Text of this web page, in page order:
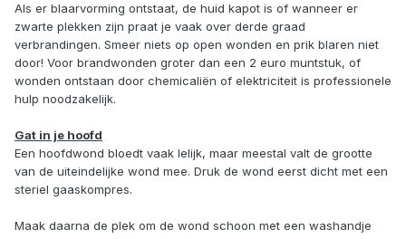
Als er blaarvorming ontstaat, de huid kapot is of wanneer er
zwarte plekken zijn praat je vaak over derde graad
verbrandingen. Smeer niets op open wonden en prik blaren niet
door! Voor brandwonden groter dan een 2 euro muntstuk, of
wonden ontstaan door chemicaliën of elektriciteit is professionele
hulp noodzakelijk.
Gat in je hoofd
Een hoofdwond bloedt vaak lelijk, maar meestal valt de grootte
van de uiteindelijke wond mee. Druk de wond eerst dicht met een
steriel gaaskompres.
Maak daarna de plek om de wond schoon met een washandje